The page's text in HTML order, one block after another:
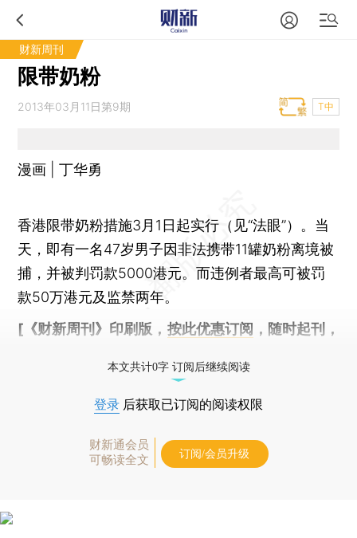
财新周刊
限带奶粉
2013年03月11日第9期 T中
漫画 | 丁华勇
香港限带奶粉措施3月1日起实行（见“法眼”）。当
天，即有一名47岁男子因非法携带11罐奶粉离境被
捕，并被判罚款5000港元。而违例者最高可被罚
款50万港元及监禁两年。
[《财新周刊》印刷版， 按此优惠订阅 ，随时起刊，
本文共计0字 订阅后继续阅读
登录 后获取已订阅的阅读权限
财新通会员
可畅读全文
订阅/会员升级